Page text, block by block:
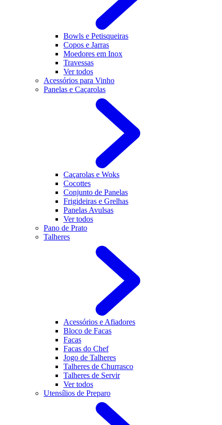
Bowls e Petisqueiras
Copos e Jarras
Moedores em Inox
Travessas
Ver todos
Acessórios para Vinho
Panelas e Caçarolas
Caçarolas e Woks
Cocottes
Conjunto de Panelas
Frigideiras e Grelhas
Panelas Avulsas
Ver todos
Pano de Prato
Talheres
Acessórios e Afiadores
Bloco de Facas
Facas
Facas do Chef
Jogo de Talheres
Talheres de Churrasco
Talheres de Servir
Ver todos
Utensílios de Preparo